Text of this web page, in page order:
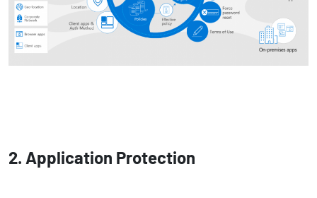
2. Application Protection